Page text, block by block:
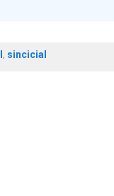
, sincicial